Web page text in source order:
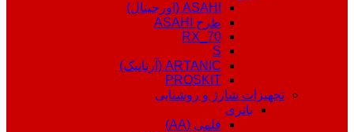
ASAHI (اورجینال)
طرح ASAHI
RX_70
S
ARTANIC (آرتانیک)
PROSKIT
تجهیزات شارژ و روشنایی
باتری
قلمی (AA)